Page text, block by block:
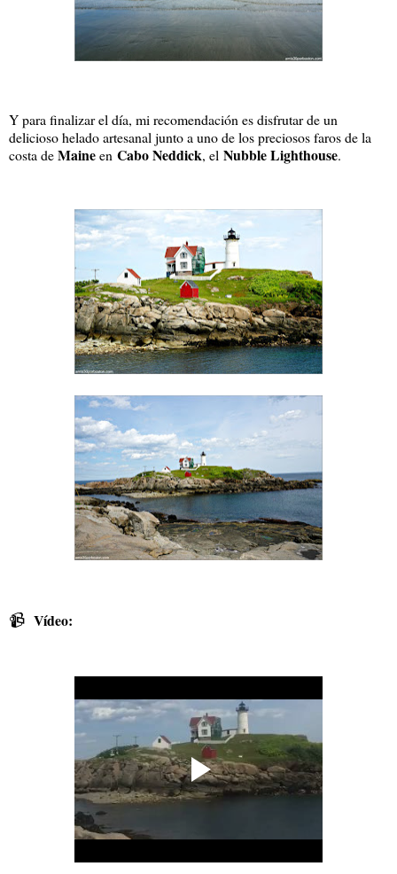
Y para finalizar el día, mi recomendación es disfrutar de un
delicioso helado artesanal junto a uno de los preciosos faros de la
costa deMaineen Cabo Neddick, el Nubble Lighthouse.
📹 Vídeo: